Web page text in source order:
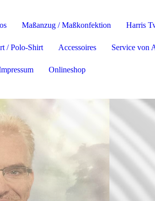
Maßanzug / Maßkonfektion Harris
/ Polo-Shirt Accessoires Service von
Onlineshop